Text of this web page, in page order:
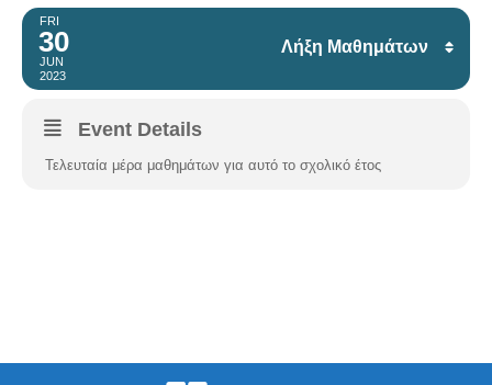
2023
FRI
30
JUN
Λήξη Μαθημάτων
Event Details
Τελευταία μέρα μαθημάτων για αυτό το σχολικό έτος